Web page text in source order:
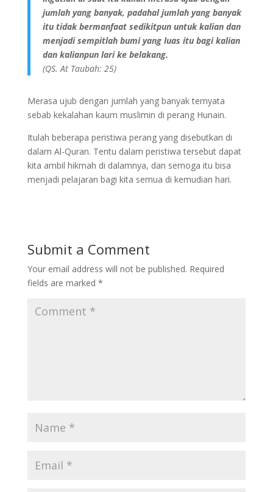
jumlah yang banyak, padahal jumlah yang banyak
itu tidak bermanfaat sedikitpun untuk kalian dan
menjadi sempitlah bumi yang luas itu bagi kalian
dan kalianpun lari ke belakang.
(QS. At Taubah: 25)
Merasa ujub dengan jumlah yang banyak ternyata
sebab kekalahan kaum muslimin di perang Hunain.
Itulah beberapa peristiwa perang yang disebutkan di
dalam Al-Quran. Tentu dalam peristiwa tersebut dapat
kita ambil hikmah di dalamnya, dan semoga itu bisa
menjadi pelajaran bagi kita semua di kemudian hari.
Submit a Comment
Your email address will not be published. Required
fields are marked *